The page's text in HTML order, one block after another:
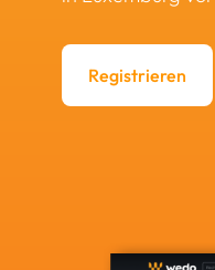
Registrieren